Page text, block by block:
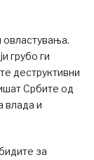
овластувања.
грубо ги
деструктивни
Србите од
влада и
за